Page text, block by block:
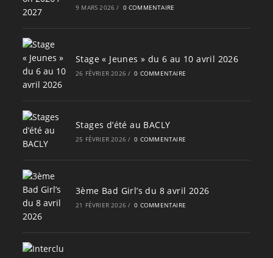
9 MARS 2026 / 0 COMMENTAIRE
Stage « Jeunes » du 6 au 10 avril 2026
26 FÉVRIER 2026 / 0 COMMENTAIRE
Stages d’été au BACLY
25 FÉVRIER 2026 / 0 COMMENTAIRE
3ème Bad Girl’s du 8 avril 2026
21 FÉVRIER 2026 / 0 COMMENTAIRE